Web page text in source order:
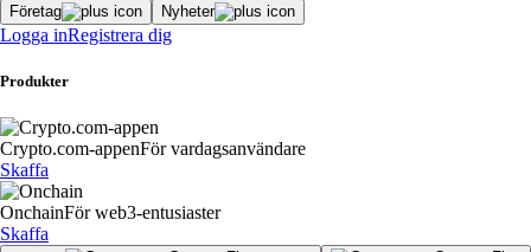
Företag
Nyheter
Logga inRegistrera dig
Produkter
Crypto.com-appenFör vardagsanvändare
Skaffa
OnchainFör web3-entusiaster
Skaffa